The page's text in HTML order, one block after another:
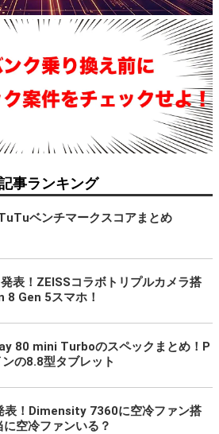
事ランキング
ベンチマークスコアまとめ
表！ZEISSコラボトリプルカメラ搭
Gen 5スマホ！
80 mini Turboのスペックまとめ！P
の8.8型タブレット
表！Dimensity 7360に空冷ファン搭
空冷ファンいる？